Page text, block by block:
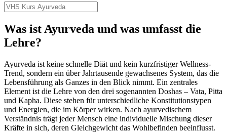
Was ist Ayurveda und was umfasst die
Lehre?
Ayurveda ist keine schnelle Diät und kein kurzfristiger Wellness-
Trend, sondern ein über Jahrtausende gewachsenes System, das die
Lebensführung als Ganzes in den Blick nimmt. Ein zentrales
Element ist die Lehre von den drei sogenannten Doshas – Vata, Pitta
und Kapha. Diese stehen für unterschiedliche Konstitutionstypen
und Energien, die im Körper wirken. Nach ayurvedischem
Verständnis trägt jeder Mensch eine individuelle Mischung dieser
Kräfte in sich, deren Gleichgewicht das Wohlbefinden beeinflusst.